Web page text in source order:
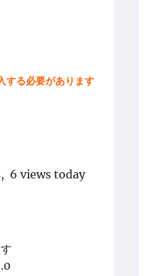
する必要があります
6 views today